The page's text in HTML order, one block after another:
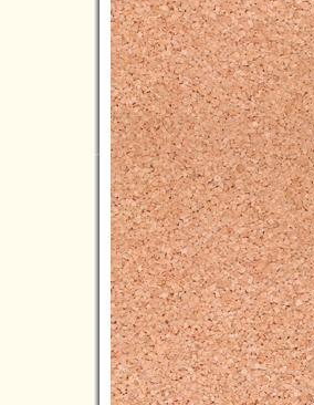
2019年12月(3)
2019年11月(1)
2019年10月(7)
2019年09月(4)
2019年08月(3)
2019年07月(3)
2019年06月(10)
2019年05月(4)
2019年04月(2)
2019年03月(3)
2019年02月(0)